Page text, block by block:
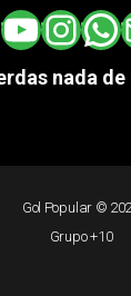
nada
Gol Popular ©
Grupo +10